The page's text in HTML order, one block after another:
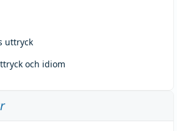
uttryck
och idiom